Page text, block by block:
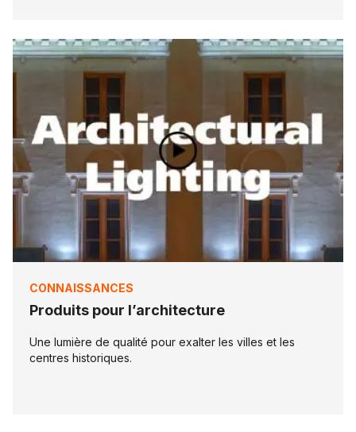
CONNAISSANCES
Produits pour l’architecture
Une lumière de qualité pour exalter les villes et les
centres historiques.